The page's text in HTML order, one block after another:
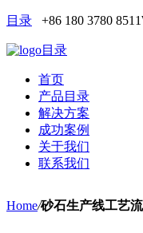
目录 +86 180 3780 8511
目录
首页
产品目录
解决方案
成功案例
关于我们
联系我们
Home/砂石生产线工艺